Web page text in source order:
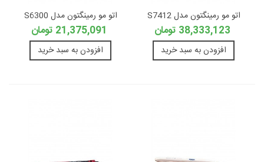
اتو مو رمینگتون مدل S7412
38,333,123 تومان
افزودن به سبد خرید
اتو مو رمینگتون مدل S6300
21,375,091 تومان
افزودن به سبد خرید